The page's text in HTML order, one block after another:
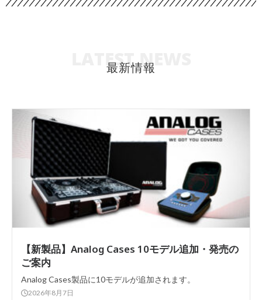
LATEST NEWS
最新情報
【新製品】Analog Cases 10モデル追加・発売の
ご案内
Analog Cases製品に10モデルが追加されます。
2026年8月7日